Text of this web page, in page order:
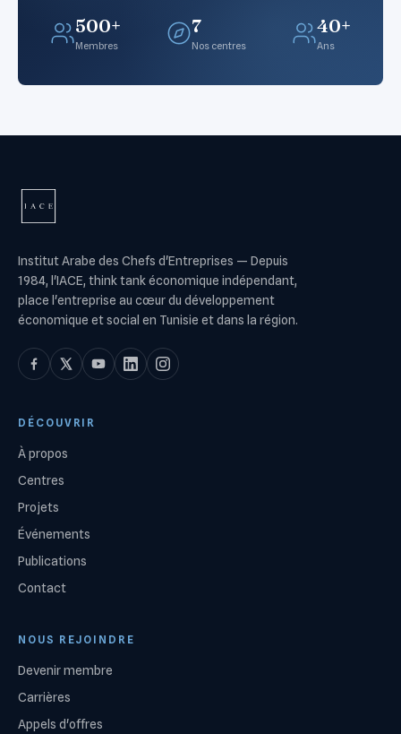
500+
Membres
7
Nos centres
40+
Ans
Institut Arabe des Chefs d'Entreprises — Depuis
1984, l'IACE, think tank économique indépendant,
place l'entreprise au cœur du développement
économique et social en Tunisie et dans la région.
DÉCOUVRIR
À propos
Centres
Projets
Événements
Publications
Contact
NOUS REJOINDRE
Devenir membre
Carrières
Appels d'offres